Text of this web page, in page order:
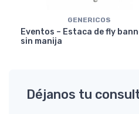
GENERICOS
Eventos – Estaca de fly
sin manija
Déjanos tu